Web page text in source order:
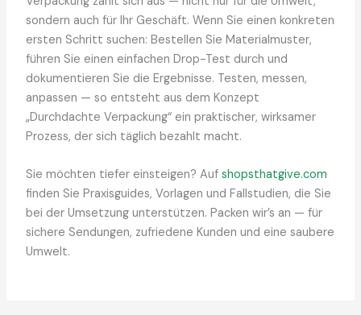
sondern auch für Ihr Geschäft. Wenn Sie einen konkreten
ersten Schritt suchen: Bestellen Sie Materialmuster,
führen Sie einen einfachen Drop-Test durch und
dokumentieren Sie die Ergebnisse. Testen, messen,
anpassen — so entsteht aus dem Konzept
„Durchdachte Verpackung“ ein praktischer, wirksamer
Prozess, der sich täglich bezahlt macht.
Sie möchten tiefer einsteigen? Auf shopsthatgive.com
finden Sie Praxisguides, Vorlagen und Fallstudien, die Sie
bei der Umsetzung unterstützen. Packen wir’s an — für
sichere Sendungen, zufriedene Kunden und eine saubere
Umwelt.